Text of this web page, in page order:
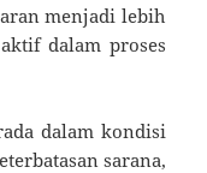
menjadi lebih
dalam proses
dalam kondisi
sarana,